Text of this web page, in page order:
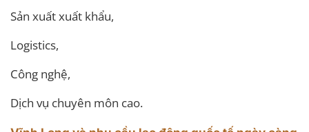
Sản xuất xuất khẩu,
Logistics,
Công nghệ,
Dịch vụ chuyên môn cao.